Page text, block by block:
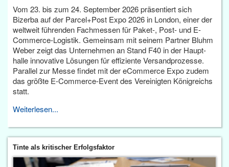
Vom 23. bis zum 24. September 2026 präsentiert sich
Bizerba auf der Parcel+Post Expo 2026 in London, einer der
weltweit führenden Fachmessen für Paket-, Post- und E-
Commerce-Logistik. Gemeinsam mit seinem Partner Bluhm
Weber zeigt das Unternehmen an Stand F40 in der Haupt­
halle innovative Lösungen für effiziente Versandprozesse.
Parallel zur Messe findet mit der eCommerce Expo zudem
das größte E-Commerce-Event des Vereinigten Königreichs
statt.
Weiterlesen...
Tinte als kritischer Erfolgsfaktor